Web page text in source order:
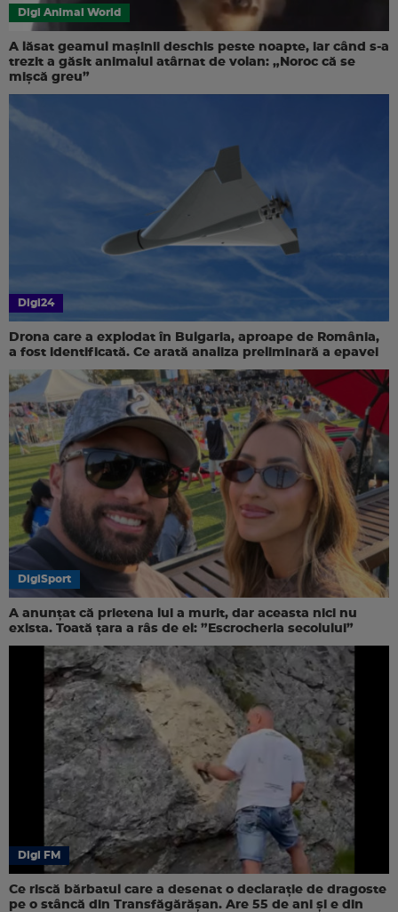
Digi Animal World
A lăsat geamul mașinii deschis peste noapte, iar când s-a
trezit a găsit animalul atârnat de volan: „Noroc că se
mișcă greu”
Digi24
Drona care a explodat în Bulgaria, aproape de România,
a fost identificată. Ce arată analiza preliminară a epavei
DigiSport
A anunțat că prietena lui a murit, dar aceasta nici nu
exista. Toată țara a râs de el: ”Escrocheria secolului”
Digi FM
Ce riscă bărbatul care a desenat o declarație de dragoste
pe o stâncă din Transfăgărășan. Are 55 de ani și e din